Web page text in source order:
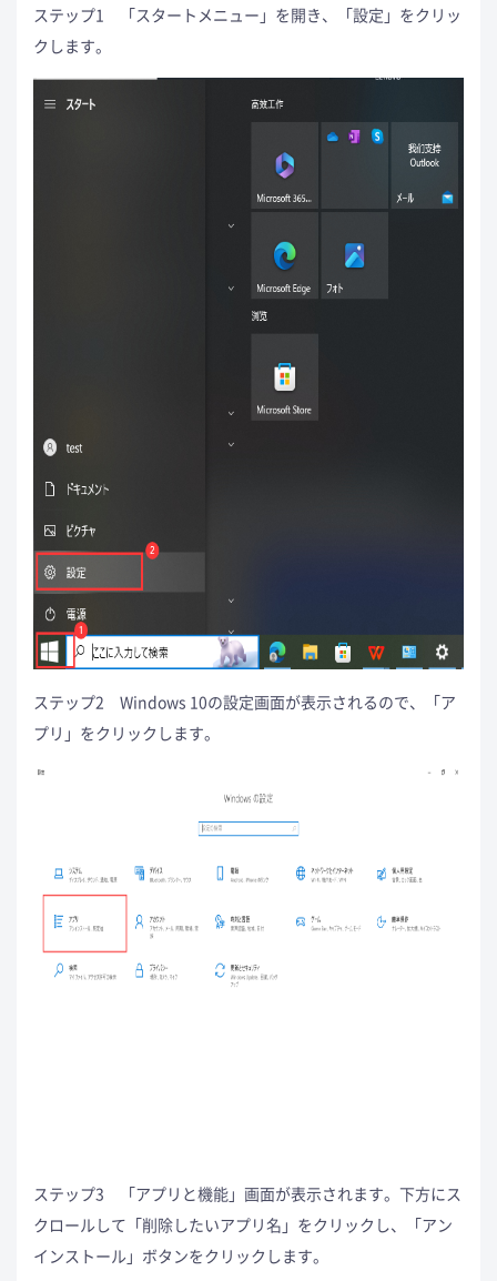
ステップ1 「スタートメニュー」を開き、「設定」をクリッ
クします。
ステップ2 Windows 10の設定画面が表示されるので、「ア
プリ」をクリックします。
ステップ3 「アプリと機能」画面が表示されます。下方にス
クロールして「削除したいアプリ名」をクリックし、「アン
インストール」ボタンをクリックします。